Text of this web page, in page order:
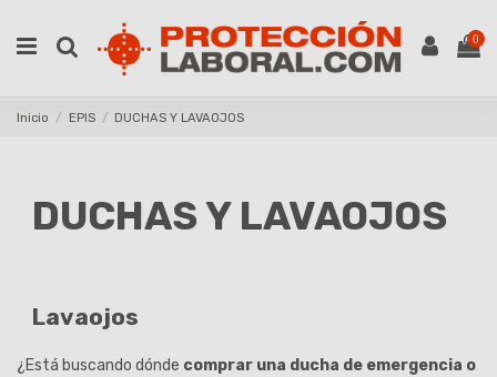
0
Inicio EPIS DUCHAS Y LAVAOJOS
DUCHAS Y LAVAOJOS
Lavaojos
¿Está buscando dónde comprar una ducha de emergencia o